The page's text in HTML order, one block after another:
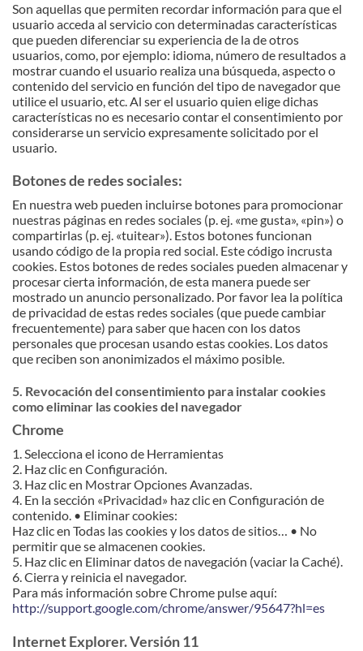
Son aquellas que permiten recordar información para que el
usuario acceda al servicio con determinadas características
que pueden diferenciar su experiencia de la de otros
usuarios, como, por ejemplo: idioma, número de resultados a
mostrar cuando el usuario realiza una búsqueda, aspecto o
contenido del servicio en función del tipo de navegador que
utilice el usuario, etc. Al ser el usuario quien elige dichas
características no es necesario contar el consentimiento por
considerarse un servicio expresamente solicitado por el
usuario.
Botones de redes sociales:
En nuestra web pueden incluirse botones para promocionar
nuestras páginas en redes sociales (p. ej. «me gusta», «pin») o
compartirlas (p. ej. «tuitear»). Estos botones funcionan
usando código de la propia red social. Este código incrusta
cookies. Estos botones de redes sociales pueden almacenar y
procesar cierta información, de esta manera puede ser
mostrado un anuncio personalizado. Por favor lea la política
de privacidad de estas redes sociales (que puede cambiar
frecuentemente) para saber que hacen con los datos
personales que procesan usando estas cookies. Los datos
que reciben son anonimizados el máximo posible.
5. Revocación del consentimiento para instalar cookies
como eliminar las cookies del navegador
Chrome
1. Selecciona el icono de Herramientas
2. Haz clic en Configuración.
3. Haz clic en Mostrar Opciones Avanzadas.
4. En la sección «Privacidad» haz clic en Configuración de
contenido. • Eliminar cookies:
Haz clic en Todas las cookies y los datos de sitios… • No
permitir que se almacenen cookies.
5. Haz clic en Eliminar datos de navegación (vaciar la Caché).
6. Cierra y reinicia el navegador.
Para más información sobre Chrome pulse aquí:
http://support.google.com/chrome/answer/95647?hl=es
Internet Explorer. Versión 11